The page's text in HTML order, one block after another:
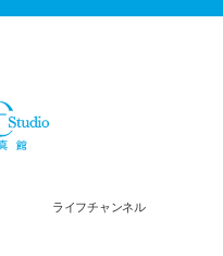
ライフチャンネル